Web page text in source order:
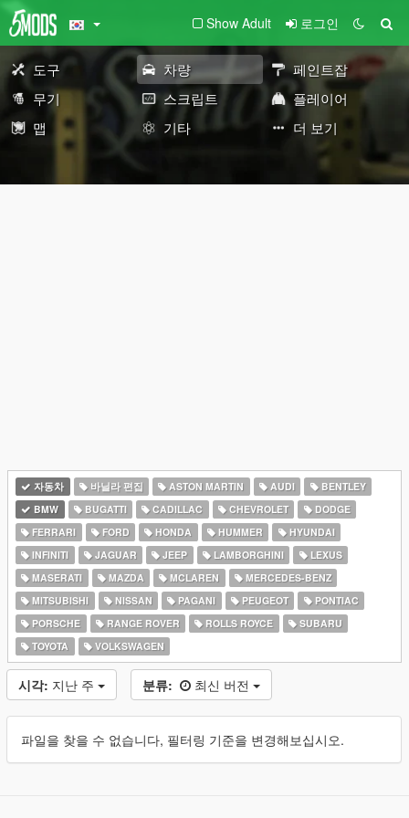
Show Adult 로그인
도구 차량
페인트잡
무기
스크립트
플레이어
맵
기타 더 보기
자동차 바닐라 편집 ASTON MARTIN AUDI
BENTLEY
BMW
BUGATTI CADILLAC CHEVROLET
DODGE
FERRARI
FORD HONDA HUMMER
HYUNDAI
INFINITI
JAGUAR JEEP LAMBORGHINI
LEXUS
MASERATI
MAZDA MCLAREN
MERCEDES-BENZ
MITSUBISHI
NISSAN PAGANI PEUGEOT
PONTIAC
PORSCHE
RANGE ROVER ROLLS ROYCE
SUBARU
TOYOTA
VOLKSWAGEN
시각: 지난 주 분류: 최신 버전
파일을 찾을 수 없습니다, 필터링 기준을 변경해보십시오.